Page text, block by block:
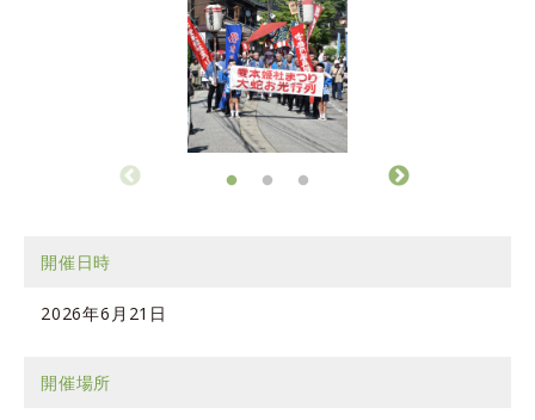
開催日時
2026年6月21日
開催場所